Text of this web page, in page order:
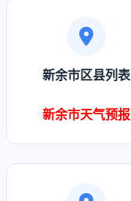
新余市区县列表
新余市天气预报